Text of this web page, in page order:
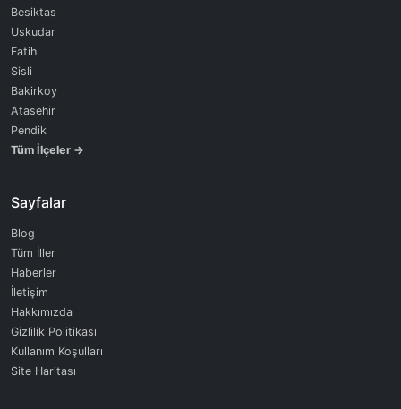
Besiktas
Uskudar
Fatih
Sisli
Bakirkoy
Atasehir
Pendik
Tüm İlçeler →
Sayfalar
Blog
Tüm İller
Haberler
İletişim
Hakkımızda
Gizlilik Politikası
Kullanım Koşulları
Site Haritası